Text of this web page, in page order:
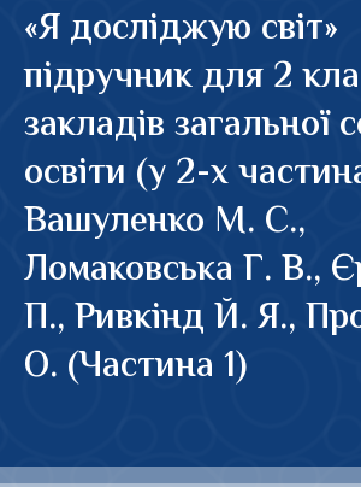
«Я досліджую світ»
підручник для 2
закладів загальної
освіти (у 2-х
Вашуленко М. С.,
Ломаковська Г. В.,
П., Ривкінд Й. Я.,
О. (Частина 1)